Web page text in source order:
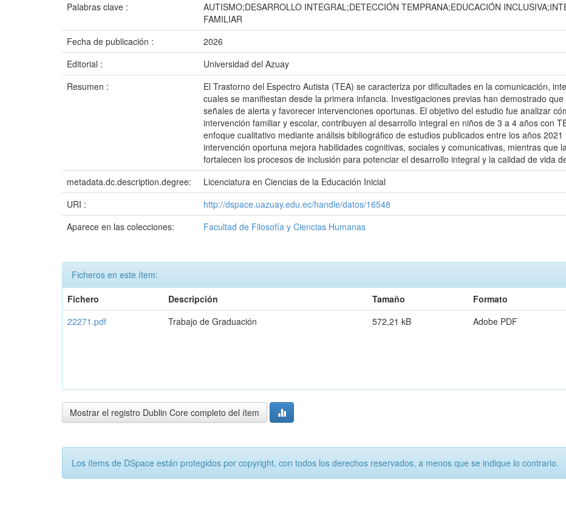
Palabras clave :
AUTISMO;DESARROLLO INTEGRAL;DETECCIÓN TEMPRANA;EDUCACIÓN
FAMILIAR
Fecha de publicación :
2026
Editorial :
Universidad del Azuay
Resumen :
El Trastorno del Espectro Autista (TEA) se caracteriza por dificultades en la comunicación,
cuales se manifiestan desde la primera infancia. Investigaciones previas han demostrado
señales de alerta y favorecer intervenciones oportunas. El objetivo del estudio fue analizar
intervención familiar y escolar, contribuyen al desarrollo integral en niños de 3 a 4 años con
enfoque cualitativo mediante análisis bibliográfico de estudios publicados entre los años
intervención oportuna mejora habilidades cognitivas, sociales y comunicativas, mientras que
fortalecen los procesos de inclusión para potenciar el desarrollo integral y la calidad de vida
metadata.dc.description.degree:
Licenciatura en Ciencias de la Educación Inicial
URI :
http://dspace.uazuay.edu.ec/handle/datos/16548
Aparece en las colecciones:
Facultad de Filosofía y Ciencias Humanas
Ficheros en este ítem:
Fichero
Descripción Tamaño
Formato
22271.pdf
Trabajo de Graduación 572,21 kB Adobe PDF
Mostrar el registro Dublin Core completo del ítem
Los ítems de DSpace están protegidos por copyright, con todos los derechos reservados, a menos que se indique lo contrario.